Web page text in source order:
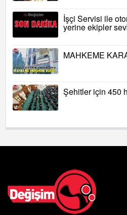
İşçi Servisi ile
yerine ekipler
MAHKEME
Şehitler için 450